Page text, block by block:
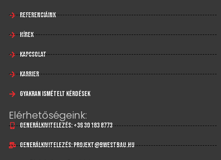
Referenciáink
Hírek
Kapcsolat
Karrier
Gyakran Ismételt Kérdések
Elérhetőségeink:
Generálkivitelezés: +36 30 183 8773
Generálkivitelezés: projekt@bwestbau.hu